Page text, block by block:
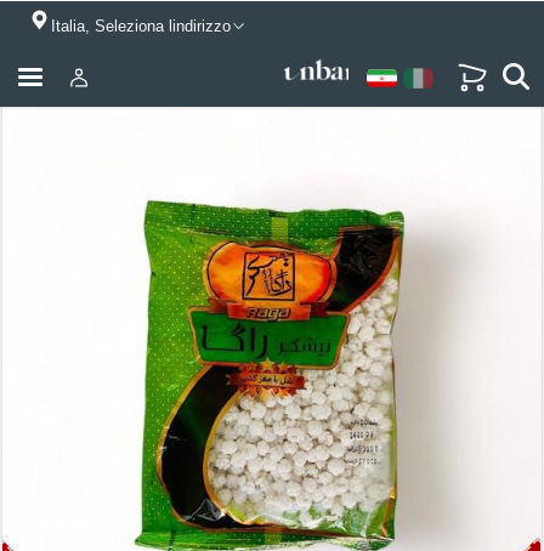
Italia, Seleziona lindirizzo